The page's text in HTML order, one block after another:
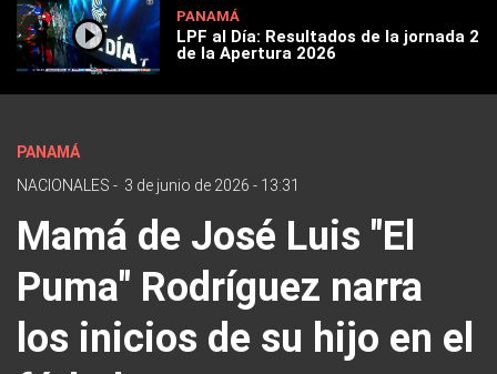
PANAMÁ
LPF al Día: Resultados de la jornada 2
de la Apertura 2026
PANAMÁ
NACIONALES - 3 de junio de 2026 - 13:31
Mamá de José Luis "El
Puma" Rodríguez narra
los inicios de su hijo en el